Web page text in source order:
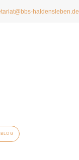
haldensleben.de